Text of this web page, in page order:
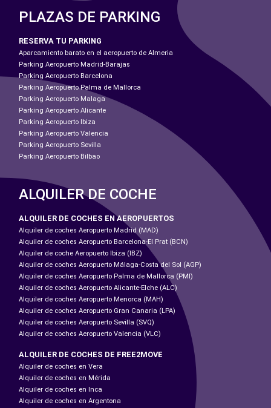
PLAZAS DE PARKING
RESERVA TU PARKING
Aparcamiento barato en el aeropuerto de Almeria
Parking Aeropuerto Madrid-Barajas
Parking Aeropuerto Barcelona
Parking Aeropuerto Palma de Mallorca
Parking Aeropuerto Malaga
Parking Aeropuerto Alicante
Parking Aeropuerto Ibiza
Parking Aeropuerto Valencia
Parking Aeropuerto Sevilla
Parking Aeropuerto Bilbao
ALQUILER DE COCHE
ALQUILER DE COCHES EN AEROPUERTOS
Alquiler de coches Aeropuerto Madrid (MAD)
Alquiler de coches Aeropuerto Barcelona-El Prat (BCN)
Alquiler de coche Aeropuerto Ibiza (IBZ)
Alquiler de coches Aeropuerto Málaga-Costa del Sol (AGP)
Alquiler de coches Aeropuerto Palma de Mallorca (PMI)
Alquiler de coches Aeropuerto Alicante-Elche (ALC)
Alquiler de coches Aeropuerto Menorca (MAH)
Alquiler de coches Aeropuerto Gran Canaria (LPA)
Alquiler de coches Aeropuerto Sevilla (SVQ)
Alquiler de coches Aeropuerto Valencia (VLC)
ALQUILER DE COCHES DE FREE2MOVE
Alquiler de coches en Vera
Alquiler de coches en Mérida
Alquiler de coches en Inca
Alquiler de coches en Argentona